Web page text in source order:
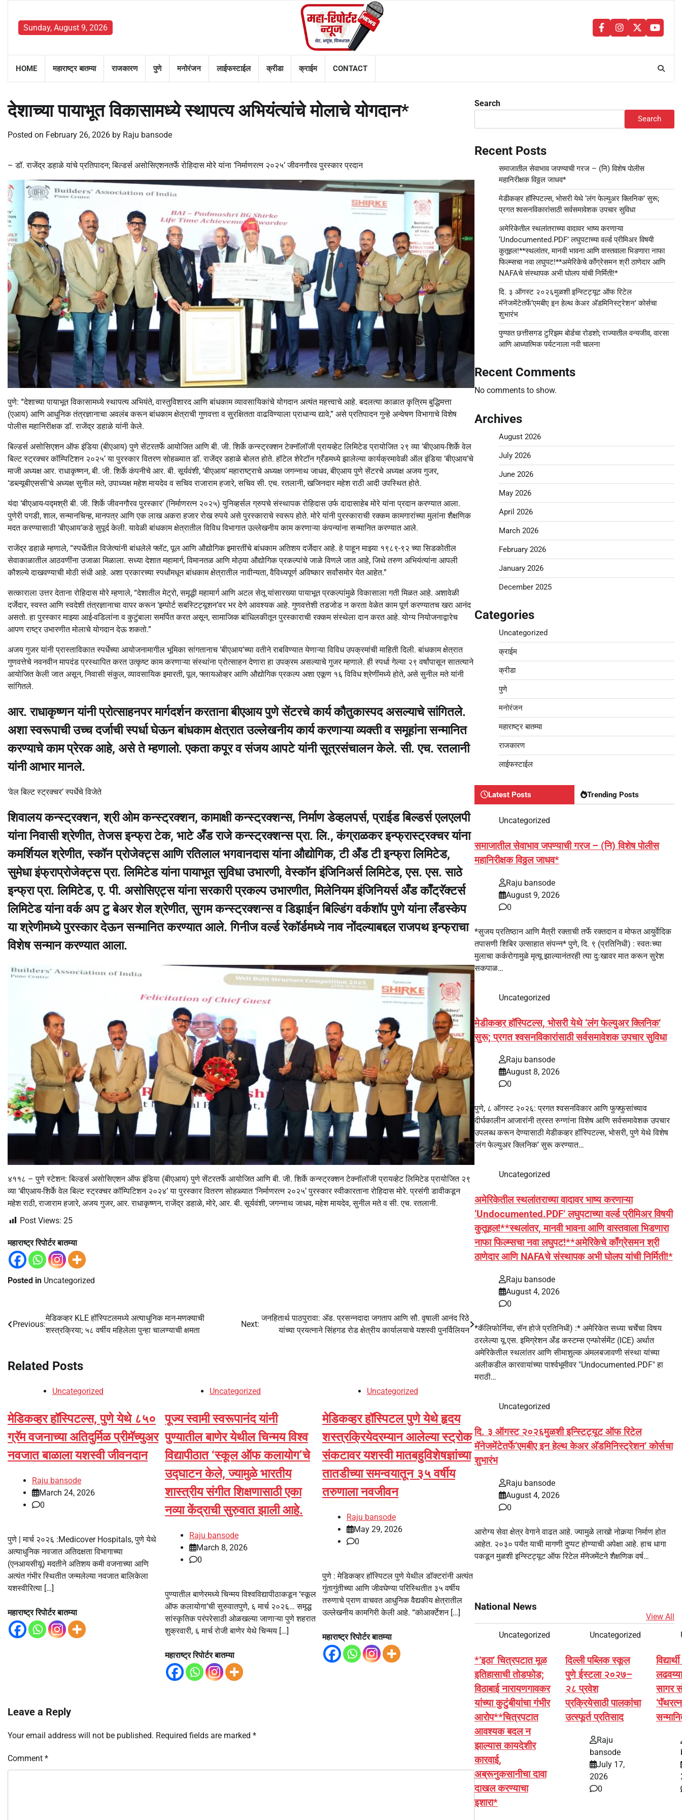
contentSunday, August 9, 2026
facebookinstagram
twitter
HOME महाराष्ट्र बातम्या राजकारण पुणे मनोरंजन लाईफस्टाईल क्रीडा क्राईम CONTACT
देशाच्या पायाभूत विकासामध्ये स्थापत्य अभियंत्यांचे मोलाचे योगदान*
Posted on February 26, 2026 by Raju bansode
– डॉ. राजेंद्र डहाळे यांचे प्रतिपादन; बिल्डर्स असोसिएशनतर्फे रोहिदास मोरे यांना ‘निर्माणरत्न २०२५’ जीवनगौरव पुरस्कार प्रदान
पुणे: “देशाच्या पायाभूत विकासामध्ये स्थापत्य अभियंते, वास्तुविशारद आणि बांधकाम व्यावसायिकांचे योगदान अत्यंत महत्त्वाचे आहे. बदलत्या काळात कृत्रिम बुद्धिमत्ता
(एआय) आणि आधुनिक तंत्रज्ञानाचा अवलंब करून बांधकाम क्षेत्राची गुणवत्ता व सुरक्षितता वाढविण्याला प्राधान्य द्यावे,” असे प्रतिपादन गुन्हे अन्वेषण विभागाचे विशेष
पोलीस महानिरीक्षक डॉ. राजेंद्र डहाळे यांनी केले.
बिल्डर्स असोसिएशन ऑफ इंडिया (बीएआय) पुणे सेंटरतर्फे आयोजित आणि बी. जी. शिर्के कन्स्ट्रक्शन टेक्नॉलॉजी प्रायव्हेट लिमिटेड प्रायोजित २९ व्या ‘बीएआय-शिर्के वेल
बिल्ट स्ट्रक्चर कॉम्पिटिशन २०२५’ या पुरस्कार वितरण सोहळ्यात डॉ. राजेंद्र डहाळे बोलत होते. हॉटेल शेरेटॉन ग्रँडमध्ये झालेल्या कार्यक्रमावेळी ऑल इंडिया ‘बीएआय’चे
माजी अध्यक्ष आर. राधाकृष्णन, बी. जी. शिर्के कंपनीचे आर. बी. सूर्यवंशी, ‘बीएआय’ महाराष्ट्राचे अध्यक्ष जगन्नाथ जाधव, बीएआय पुणे सेंटरचे अध्यक्ष अजय गुजर,
‘डब्ल्यूबीएससी’चे अध्यक्ष सुनील मते, उपाध्यक्ष महेश मायदेव व सचिव राजाराम हजारे, सचिव सी. एच. रतलानी, खजिनदार महेश राठी आदी उपस्थित होते.
यंदा ‘बीएआय-पद्मश्री बी. जी. शिर्के जीवनगौरव पुरस्कार’ (निर्माणरत्न २०२५) युनिव्हर्सल ग्रुपचे संस्थापक रोहिदास उर्फ दादासाहेब मोरे यांना प्रदान करण्यात आला.
पुणेरी पगडी, शाल, सन्मानचिन्ह, मानपत्र आणि एक लाख अकरा हजार रोख रुपये असे पुरस्काराचे स्वरूप होते. मोरे यांनी पुरस्काराची रक्कम कामगारांच्या मुलांना शैक्षणिक
मदत करण्यासाठी ‘बीएआय’कडे सुपूर्द केली. यावेळी बांधकाम क्षेत्रातील विविध विभागात उल्लेखनीय काम करणाऱ्या कंपन्यांना सन्मानित करण्यात आले.
राजेंद्र डहाळे म्हणाले, “स्पर्धेतील विजेत्यांनी बांधलेले फ्लॅट, पूल आणि औद्योगिक इमारतींचे बांधकाम अतिशय दर्जेदार आहे. हे पाहून माझ्या १९८९-९२ च्या सिडकोतील
सेवाकाळातील आठवणींना उजाळा मिळाला. सध्या देशात महामार्ग, विमानतळ आणि मोठ्या औद्योगिक प्रकल्पांचे जाळे विणले जात आहे, जिथे तरुण अभियंत्यांना आपली
कौशल्ये दाखवण्याची मोठी संधी आहे. अशा प्रकारच्या स्पर्धांमधून बांधकाम क्षेत्रातील नावीन्यता, वैविध्यपूर्ण अविष्कार सर्वांसमोर येत आहेत.”
सत्काराला उत्तर देताना रोहिदास मोरे म्हणाले, “देशातील मेट्रो, समृद्धी महामार्ग आणि अटल सेतू यांसारख्या पायाभूत प्रकल्पांमुळे विकासाला गती मिळत आहे. अशावेळी
दर्जेदार, स्वस्त आणि स्वदेशी तंत्रज्ञानाचा वापर करून ‘इम्पोर्ट सबस्टिट्यूशन’वर भर देणे आवश्यक आहे. गुणवत्तेशी तडजोड न करता वेळेत काम पूर्ण करण्यातच खरा आनंद
असतो. हा पुरस्कार माझ्या आई-वडिलांना व कुटुंबाला समर्पित करत असून, सामाजिक बांधिलकीतून पुरस्काराची रक्कम संस्थेला दान करत आहे. योग्य नियोजनाद्वारेच
आपण राष्ट्र उभारणीत मोलाचे योगदान देऊ शकतो.”
अजय गुजर यांनी प्रास्ताविकात स्पर्धेच्या आयोजनामागील भूमिका सांगतानाच ‘बीएआय’च्या वतीने राबविण्यात येणाऱ्या विविध उपक्रमांची माहिती दिली. बांधकाम क्षेत्रात
गुणवत्तेचे नवनवीन मापदंड प्रस्थापित करत उत्कृष्ट काम करणाऱ्या संस्थांना प्रोत्साहन देणारा हा उपक्रम असल्याचे गुजर म्हणाले. ही स्पर्धा गेल्या २९ वर्षांपासून सातत्याने
आयोजित केली जात असून, निवासी संकुल, व्यावसायिक इमारती, पूल, फ्लायओव्हर आणि औद्योगिक प्रकल्प अशा एकूण १६ विविध श्रेणींमध्ये होते, असे सुनील मते यांनी
सांगितले.
आर. राधाकृष्णन यांनी प्रोत्साहनपर मार्गदर्शन करताना बीएआय पुणे सेंटरचे कार्य कौतुकास्पद असल्याचे सांगितले.
अशा स्वरूपाची उच्च दर्जाची स्पर्धा घेऊन बांधकाम क्षेत्रात उल्लेखनीय कार्य करणाऱ्या व्यक्ती व समूहांना सन्मानित
करण्याचे काम प्रेरक आहे, असे ते म्हणालो. एकता कपूर व संजय आपटे यांनी सूत्रसंचालन केले. सी. एच. रतलानी
यांनी आभार मानले.
‘वेल बिल्ट स्ट्रक्चर’ स्पर्धेचे विजेते
शिवालय कन्स्ट्रक्शन, श्री ओम कन्स्ट्रक्शन, कामाक्षी कन्स्ट्रक्शन्स, निर्माण डेव्हलपर्स, प्राईड बिल्डर्स एलएलपी
यांना निवासी श्रेणीत, तेजस इन्फ्रा टेक, भाटे अँड राजे कन्स्ट्रक्शन्स प्रा. लि., कंग्राळकर इन्फ्रास्ट्रक्चर यांना
कमर्शियल श्रेणीत, स्कॉन प्रोजेक्ट्स आणि रतिलाल भगवानदास यांना औद्योगिक, टी अँड टी इन्फ्रा लिमिटेड,
सुमेधा इंफ्राप्रोजेक्ट्स प्रा. लिमिटेड यांना पायाभूत सुविधा उभारणी, वेस्कॉन इंजिनिअर्स लिमिटेड, एस. एस. साठे
इन्फ्रा प्रा. लिमिटेड, ए. पी. असोसिएट्स यांना सरकारी प्रकल्प उभारणीत, मिलेनियम इंजिनियर्स अँड काँट्रॅक्टर्स
लिमिटेड यांना वर्क अप टु बेअर शेल श्रेणीत, सुगम कन्स्ट्रक्शन्स व डिझाईन बिल्डिंग वर्कशॉप पुणे यांना लँडस्केप
या श्रेणीमध्ये पुरस्कार देऊन सन्मानित करण्यात आले. गिनीज वर्ल्ड रेकॉर्डमध्ये नाव नोंदल्याबद्दल राजपथ इन्फ्राचा
विशेष सन्मान करण्यात आला.
४११८ – पुणे स्टेशन: बिल्डर्स असोसिएशन ऑफ इंडिया (बीएआय) पुणे सेंटरतर्फे आयोजित आणि बी. जी. शिर्के कन्स्ट्रक्शन टेक्नॉलॉजी प्रायव्हेट लिमिटेड प्रायोजित २९
व्या ‘बीएआय-शिर्के वेल बिल्ट स्ट्रक्चर कॉम्पिटिशन २०२४’ या पुरस्कार वितरण सोहळ्यात ‘निर्माणरत्न २०२५’ पुरस्कार स्वीकारताना रोहिदास मोरे. प्रसंगी डावीकडून
महेश राठी, राजाराम हजारे, अजय गुजर, आर. राधाकृष्णन, राजेंद्र डहाळे, मोरे, आर. बी. सूर्यवंशी, जगन्नाथ जाधव, महेश मायदेव, सुनील मते व सी. एच. रतलानी.
Post Views: 25
महाराष्ट्र रिपोर्टर बातम्या
Posted in Uncategorized
Post
navigation
Previous:
मेडिकव्हर KLE हॉस्पिटलमध्ये अत्याधुनिक मान-मणक्याची
शस्त्रक्रिया; ५८ वर्षीय महिलेला पुन्हा चालण्याची क्षमता
Next:
जनहितार्थ पाठपुरावा: ॲड. प्रसन्नदादा जगताप आणि सौ. वृषाली आनंद रिठे
यांच्या प्रयत्नाने सिंहगड रोड क्षेत्रीय कार्यालयाचे यशस्वी पुनर्विलियन
Related Posts
Uncategorized
मेडिकव्हर हॉस्पिटल्स, पुणे येथे ८५०
ग्रॅम वजनाच्या अतिदुर्मिळ प्रीमॅच्युअर
नवजात बाळाला यशस्वी जीवनदान
Raju bansode
March 24, 2026
0
पुणे | मार्च २०२६ :Medicover Hospitals, पुणे येथे
अत्याधुनिक नवजात अतिदक्षता विभागाच्या
(एनआयसीयू) मदतीने अतिशय कमी वजनाच्या आणि
अत्यंत गंभीर स्थितीत जन्मलेल्या नवजात बालिकेला
यशस्वीरित्या […]
महाराष्ट्र रिपोर्टर बातम्या
Uncategorized
पूज्य स्वामी स्वरूपानंद यांनी
पुण्यातील बाणेर येथील चिन्मय विश्व
विद्यापीठात ‘स्कूल ऑफ कलायोग’चे
उद्घाटन केले, ज्यामुळे भारतीय
शास्त्रीय संगीत शिक्षणासाठी एका
नव्या केंद्राची सुरुवात झाली आहे.
Raju bansode
March 8, 2026
0
पुण्यातील बाणेरमध्ये चिन्मय विश्वविद्यापीठाकडून ‘स्कूल
ऑफ कलायोगा’ची सुरुवातपुणे, ६ मार्च २०२६… समृद्ध
सांस्कृतिक परंपरेसाठी ओळखल्या जाणाऱ्या पुणे शहरात
शुक्रवारी, ६ मार्च रोजी बाणेर येथे चिन्मय […]
महाराष्ट्र रिपोर्टर बातम्या
Uncategorized
मेडिकव्हर हॉस्पिटल पुणे येथे हृदय
शस्त्रक्रियेदरम्यान आलेल्या स्ट्रोक
संकटावर यशस्वी मातबहुविशेषज्ञांच्या
तातडीच्या समन्वयातून ३५ वर्षीय
तरुणाला नवजीवन
Raju bansode
May 29, 2026
0
पुणे : मेडिकव्हर हॉस्पिटल पुणे येथील डॉक्टरांनी अत्यंत
गुंतागुंतीच्या आणि जीवघेण्या परिस्थितीत ३५ वर्षीय
तरुणाचे प्राण वाचवत आधुनिक वैद्यकीय क्षेत्रातील
उल्लेखनीय कामगिरी केली आहे. “कोआर्क्टेशन […]
महाराष्ट्र रिपोर्टर बातम्या
Leave a Reply
Your email address will not be published. Required fields are marked *
Comment *
Search
Search
Recent Posts
समाजातील सेवाभाव जपण्याची गरज – (नि) विशेष पोलीस
महानिरीक्षक विठ्ठल जाधव*
मेडीकव्हर हॉस्पिटल्स, भोसरी येथे ‘लंग फेल्युअर क्लिनिक’ सुरू;
प्रगत श्वसनविकारांसाठी सर्वसमावेशक उपचार सुविधा
अमेरिकेतील स्थलांतराच्या वादावर भाष्य करणाऱ्या
‘Undocumented.PDF’ लघुपटाच्या वर्ल्ड प्रीमिअर विषयी
कुतूहल!**स्थलांतर, मानवी भावना आणि वास्तवाला भिडणारा नाफा
फिल्म्सचा नवा लघुपट!**अमेरिकेचे काँग्रेसमन श्री ठाणेदार आणि
NAFAचे संस्थापक अभी घोलप यांची निर्मिती!*
दि. ३ ऑगस्ट २०२६मुळशी इन्स्टिट्यूट ऑफ रिटेल
मॅनेजमेंटेतर्फे‘एमबीए इन हेल्थ केअर अ‍ॅडमिनिस्ट्रेशन’ कोर्सचा
शुभारंभ
पुण्यात छत्तीसगड टुरिझम बोर्डचा रोडशो; राज्यातील वन्यजीव, वारसा
आणि आध्यात्मिक पर्यटनाला नवी चालना
Recent Comments
No comments to show.
Archives
August 2026
July 2026
June 2026
May 2026
April 2026
March 2026
February 2026
January 2026
December 2025
Categories
Uncategorized
क्राईम
क्रीडा
पुणे
मनोरंजन
महाराष्ट्र बातम्या
राजकारण
लाईफस्टाईल
Latest Posts Trending Posts
Uncategorized
समाजातील सेवाभाव जपण्याची गरज – (नि) विशेष पोलीस
महानिरीक्षक विठ्ठल जाधव*
Raju bansode
August 9, 2026
0
*सुजय प्रतिष्ठान आणि मैत्री रक्ताची तर्फे रक्तदान व मोफत आयुर्वेदिक
तपासणी शिबिर उत्साहात संपन्न* पुणे, दि. ९ (प्रतिनिधी) : स्वतःच्या
मुलाचा कर्करोगामुळे मृत्यू झाल्यानंतरही त्या दुःखावर मात करून सुरेश
सकपाळ…
Uncategorized
मेडीकव्हर हॉस्पिटल्स, भोसरी येथे ‘लंग फेल्युअर क्लिनिक’
सुरू; प्रगत श्वसनविकारांसाठी सर्वसमावेशक उपचार सुविधा
Raju bansode
August 8, 2026
0
पुणे, ८ ऑगस्ट २०२६: प्रगत श्वसनविकार आणि फुफ्फुसांच्याव
दीर्घकालीन आजारांनी त्रस्त रुग्णांना विशेष आणि सर्वसमावेशक उपचार
उपलब्ध करून देण्यासाठी मेडीकव्हर हॉस्पिटल्स, भोसरी, पुणे येथे विशेष
‘लंग फेल्युअर क्लिनिक’ सुरू करण्यात…
Uncategorized
अमेरिकेतील स्थलांतराच्या वादावर भाष्य करणाऱ्या
‘Undocumented.PDF’ लघुपटाच्या वर्ल्ड प्रीमिअर विषयी
कुतूहल!**स्थलांतर, मानवी भावना आणि वास्तवाला भिडणारा
नाफा फिल्म्सचा नवा लघुपट!**अमेरिकेचे काँग्रेसमन श्री
ठाणेदार आणि NAFAचे संस्थापक अभी घोलप यांची निर्मिती!*
Raju bansode
August 4, 2026
0
*कॅलिफोर्निया, सॅन होजे प्रतिनिधी) :* अमेरिकेत सध्या चर्चेचा विषय
ठरलेल्या यू.एस. इमिग्रेशन अँड कस्टम्स एन्फोर्समेंट (ICE) अर्थात
अमेरिकेतील स्थलांतर आणि सीमाशुल्क अंमलबजावणी संस्था यांच्या
अलीकडील कारवायांच्या पार्श्वभूमीवर "Undocumented.PDF" हा
मराठी…
Uncategorized
दि. ३ ऑगस्ट २०२६मुळशी इन्स्टिट्यूट ऑफ रिटेल
मॅनेजमेंटेतर्फे‘एमबीए इन हेल्थ केअर अ‍ॅडमिनिस्ट्रेशन’ कोर्सचा
शुभारंभ
Raju bansode
August 4, 2026
0
आरोग्य सेवा क्षेत्र वेगाने वाढत आहे. ज्यामुळे लाखो नोकर्‍या निर्माण होत
आहेत. २०३० पर्यंत याची मागणी दुप्पट होण्याची अपेक्षा आहे. हाच धागा
पकडून मुळशी इन्स्टिट्यूट ऑफ रिटेल मॅनेजमेंटने शैक्षणिक वर्ष…
National News
View All
Uncategorized
*’इठा’ चित्रपटात मूळ
इतिहासाची तोडफोड;
विठाबाई नारायणगावकर
यांच्या कुटुंबीयांचा गंभीर
आरोप**चित्रपटात
आवश्यक बदल न
झाल्यास कायदेशीर
कारवाई,
अब्रूनुकसानीचा दावा
दाखल करण्याचा
इशारा*
Uncategorized
दिल्ली पब्लिक स्कूल
पुणे ईस्टला २०२७–
२८ प्रवेश
प्रक्रियेसाठी पालकांचा
उत्स्फूर्त प्रतिसाद
Raju
bansode
July 17,
2026
0
सागर